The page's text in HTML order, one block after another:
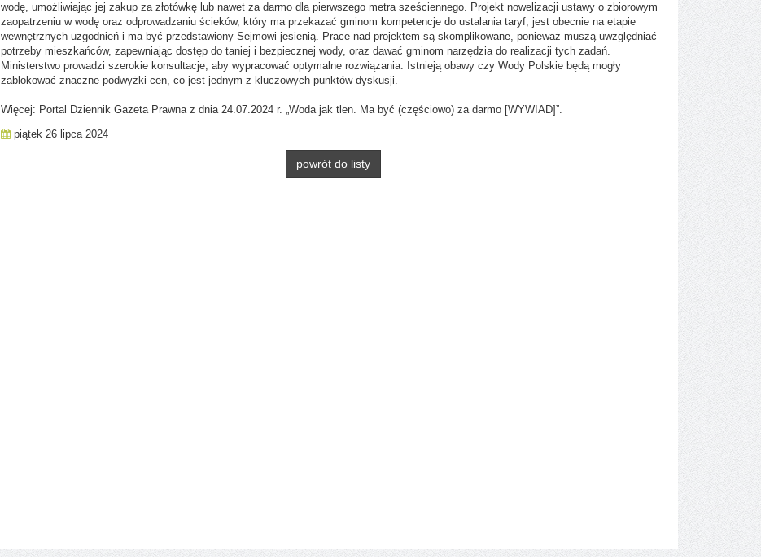
wodę, umożliwiając jej zakup za złotówkę lub nawet za darmo dla pierwszego metra sześciennego. Projekt nowelizacji ustawy o zbiorowym
zaopatrzeniu w wodę oraz odprowadzaniu ścieków, który ma przekazać gminom kompetencje do ustalania taryf, jest obecnie na etapie
wewnętrznych uzgodnień i ma być przedstawiony Sejmowi jesienią. Prace nad projektem są skomplikowane, ponieważ muszą uwzględniać
potrzeby mieszkańców, zapewniając dostęp do taniej i bezpiecznej wody, oraz dawać gminom narzędzia do realizacji tych zadań.
Ministerstwo prowadzi szerokie konsultacje, aby wypracować optymalne rozwiązania. Istnieją obawy czy Wody Polskie będą mogły
zablokować znaczne podwyżki cen, co jest jednym z kluczowych punktów dyskusji.
Więcej: Portal Dziennik Gazeta Prawna z dnia 24.07.2024 r. „Woda jak tlen. Ma być (częściowo) za darmo [WYWIAD]”.
piątek 26 lipca 2024
powrót do listy